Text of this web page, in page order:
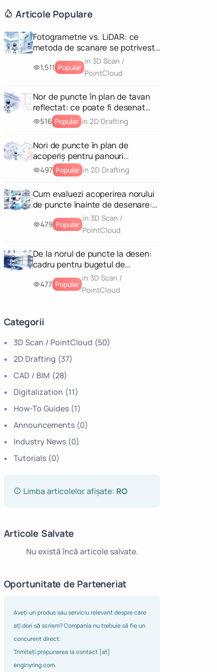
Articole Populare
Fotogrametrie vs. LiDAR: ce
metoda de scanare se potriveste
proiectului tau?
1,511 Popular
in 3D Scan /
PointCloud
Nor de puncte în plan de tavan
reflectat: ce poate fi desenat
corect dintr-o scanare 3D?
516 Popular in 2D Drafting
Nori de puncte în plan de
acoperiș pentru panouri
fotovoltaice și reabilitare: ce
trebuie să conțină scanarea
497 Popular in 2D Drafting
Cum evaluezi acoperirea norului
de puncte înainte de desenare:
matrice de completitudine
pentru fiecare livrabil
479 Popular
in 3D Scan /
PointCloud
De la norul de puncte la desen:
cadru pentru bugetul de
incertitudine al livrabilelor CAD și
al modelelor geometrice 3D
477 Popular
in 3D Scan /
PointCloud
Categorii
3D Scan / PointCloud (50)
2D Drafting (37)
CAD / BIM (28)
Digitalization (11)
How-To Guides(1)
Announcements(0)
Industry News(0)
Tutorials(0)
Limba articolelor afișate: RO
Articole Salvate
Nu există încă articole salvate.
Oportunitate de Parteneriat
Aveți un produs sau serviciu relevant despre care
ați dori să scriem? Compania nu trebuie să fie un
concurent direct.
Trimiteți propunerea la contact [at]
enginyring.com.